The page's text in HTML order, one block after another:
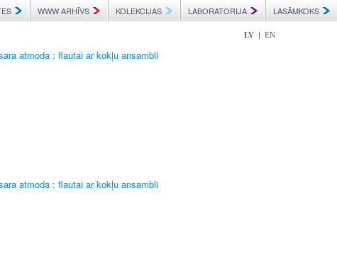
WWW ARHĪVS KOLEKCIJAS LABORATORIJA LASĀMKOKS
LV | EN
atmoda : flautai ar kokļu ansambli
atmoda : flautai ar kokļu ansambli